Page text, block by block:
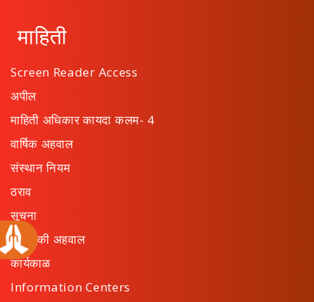
माहिती
Screen Reader Access
अपील
माहिती अधिकार कायदा कलम- 4
वार्षिक अहवाल
संस्थान नियम
ठराव
सूचना
सांख्यिकी अहवाल
कार्यकाळ
Information Centers